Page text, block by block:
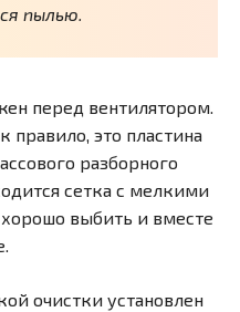
пылью.
перед вентилятором.
правило, это пластина
разборного
сетка с мелкими
выбить и вместе
очистки установлен